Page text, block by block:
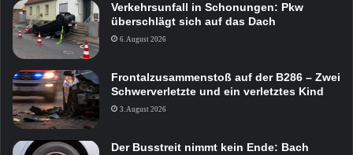
Verkehrsunfall in Schonungen: Pkw
überschlägt sich auf das Dach
6. August 2026
Frontalzusammenstoß auf der B286 – Zwei
Schwerverletzte und ein verletztes Kind
3. August 2026
Der Busstreit nimmt kein Ende: Bach